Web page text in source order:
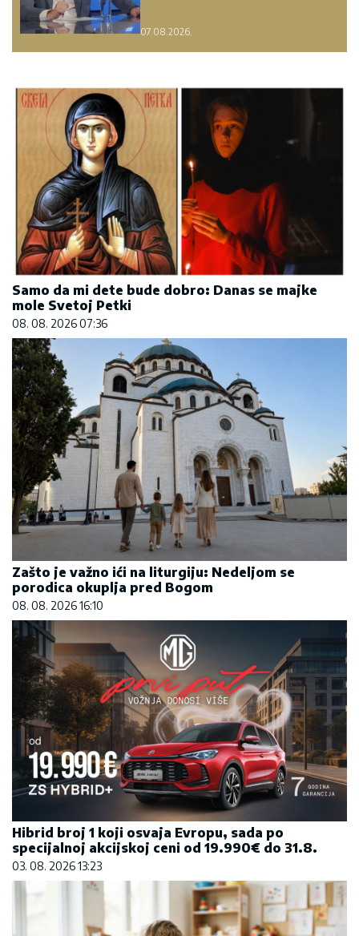
07.08.2026.
Samo da mi dete bude dobro: Danas se majke
mole Svetoj Petki
08. 08. 2026 07:36
Zašto je važno ići na liturgiju: Nedeljom se
porodica okuplja pred Bogom
08. 08. 2026 16:10
Hibrid broj 1 koji osvaja Evropu, sada po
specijalnoj akcijskoj ceni od 19.990€ do 31.8.
03. 08. 2026 13:23